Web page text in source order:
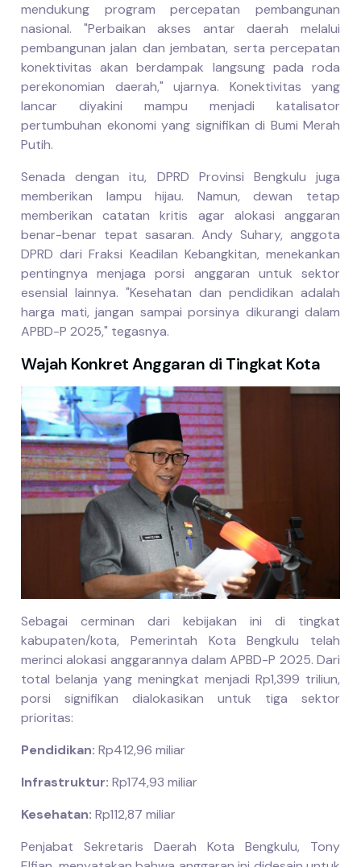
mendukung program percepatan pembangunan
nasional. "Perbaikan akses antar daerah melalui
pembangunan jalan dan jembatan, serta percepatan
konektivitas akan berdampak langsung pada roda
perekonomian daerah," ujarnya. Konektivitas yang
lancar diyakini mampu menjadi katalisator
pertumbuhan ekonomi yang signifikan di Bumi Merah
Putih.
Senada dengan itu, DPRD Provinsi Bengkulu juga
memberikan lampu hijau. Namun, dewan tetap
memberikan catatan kritis agar alokasi anggaran
benar-benar tepat sasaran. Andy Suhary, anggota
DPRD dari Fraksi Keadilan Kebangkitan, menekankan
pentingnya menjaga porsi anggaran untuk sektor
esensial lainnya. "Kesehatan dan pendidikan adalah
harga mati, jangan sampai porsinya dikurangi dalam
APBD-P 2025," tegasnya.
Wajah Konkret Anggaran di Tingkat Kota
Sebagai cerminan dari kebijakan ini di tingkat
kabupaten/kota, Pemerintah Kota Bengkulu telah
merinci alokasi anggarannya dalam APBD-P 2025. Dari
total belanja yang meningkat menjadi Rp1,399 triliun,
porsi signifikan dialokasikan untuk tiga sektor
prioritas:
Pendidikan: Rp412,96 miliar
Infrastruktur: Rp174,93 miliar
Kesehatan: Rp112,87 miliar
Penjabat Sekretaris Daerah Kota Bengkulu, Tony